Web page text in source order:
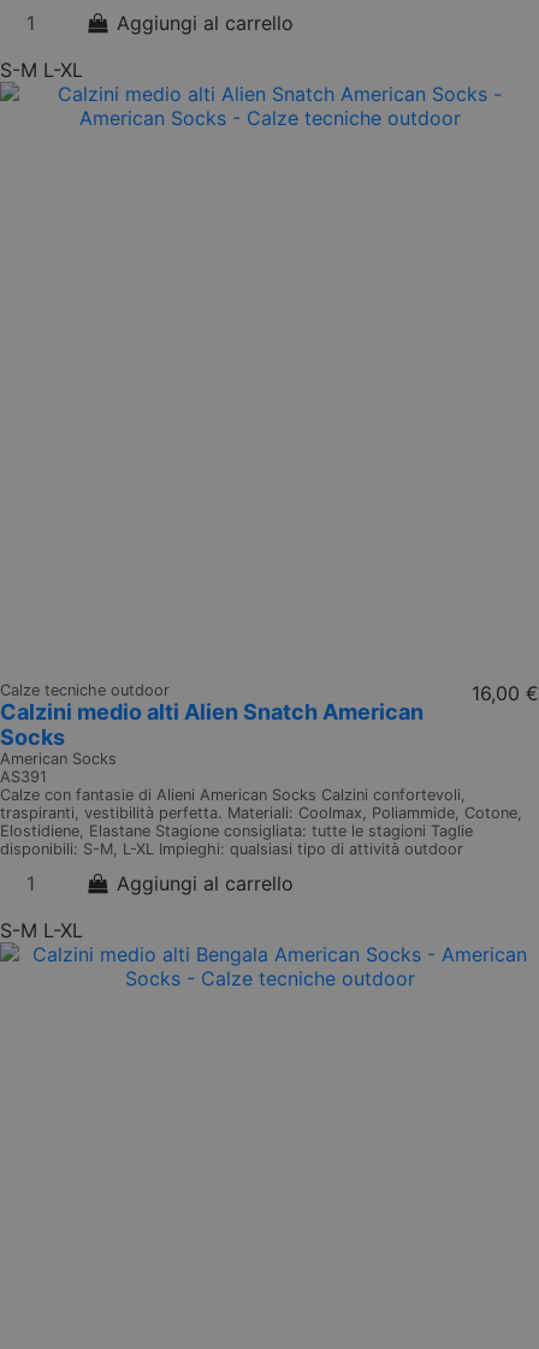
Aggiungi al carrello
S-M L-XL
Calze tecniche outdoor
Calzini medio alti Alien Snatch American
Socks
American Socks
AS391
16,00 €
Calze con fantasie di Alieni American Socks Calzini confortevoli,
traspiranti, vestibilità perfetta. Materiali: Coolmax, Poliammide, Cotone,
Elostidiene, Elastane Stagione consigliata: tutte le stagioni Taglie
disponibili: S-M, L-XL Impieghi: qualsiasi tipo di attività outdoor
Aggiungi al carrello
S-M L-XL